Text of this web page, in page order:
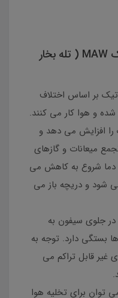
نحوه عملکرد تراپ ترموستاتیک MAW ( تله بخار
بر اساس اختلاف
و هوا کار می کنند.
را افزایش می دهد و
میعانات و گازهای
دما شروع به کاهش می
شود و دریچه باز می
در جلوی سیفون به
ها بستگی دارد. توجه به
غیر قابل تراکم می
توان برای تخلیه هوا